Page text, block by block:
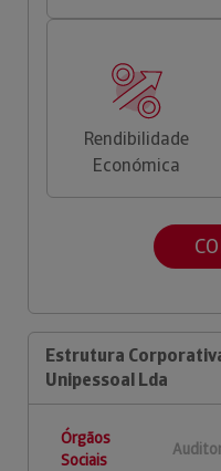
Rendibilidade
Económica
Estrutura
Unipessoal Lda
Órgãos
Sociais